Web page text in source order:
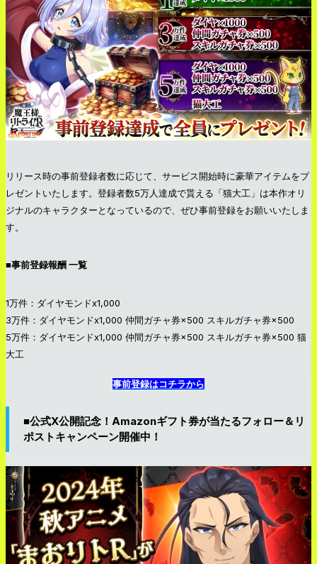
リリース時の事前登録者数に応じて、サービス開始時に豪華アイテムをプ
レゼントいたします。登録者数5万人達成で貰える「猫大工」は本作オリ
ジナルのキャラクターとなっているので、ぜひ事前登録をお願いいたしま
す。
■事前登録報酬 一覧
1万件：ダイヤモンドx1,000
3万件：ダイヤモンドx1,000 仲間ガチャ券×500 スキルガチャ券×500
5万件：ダイヤモンドx1,000 仲間ガチャ券×500 スキルガチャ券×500 猫
大工
事前登録はコチラから
■公式X公開記念！Amazonギフト券が当たるフォロー＆リ
ポストキャンペーン開催中！